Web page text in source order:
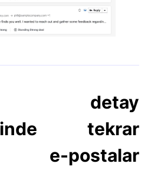
detay
tekrar
postalar